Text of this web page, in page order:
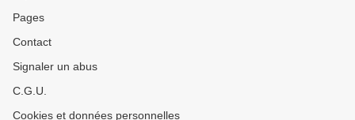
Pages
Contact
Signaler un abus
C.G.U.
Cookies et données personnelles